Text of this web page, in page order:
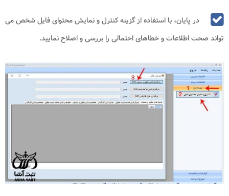
در پایان، با استفاده از گزینه کنترل و نمایش محتوای فایل شخص می‌
تواند صحت اطلاعات و خطاهای احتمالی را بررسی و اصلاح نمایید.